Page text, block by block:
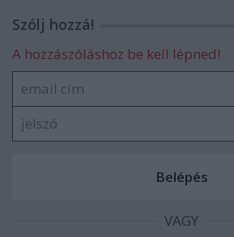
Szólj hozzá!
A hozzászóláshoz be kell lépned!
VAGY